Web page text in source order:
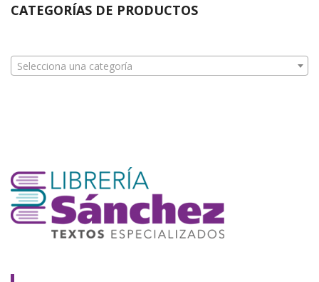
CATEGORÍAS DE PRODUCTOS
Selecciona una categoría